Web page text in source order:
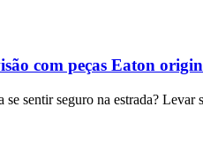
com peças Eaton
sentir seguro na estrada?